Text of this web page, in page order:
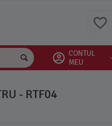
CONTUL
MEU
- RTF04